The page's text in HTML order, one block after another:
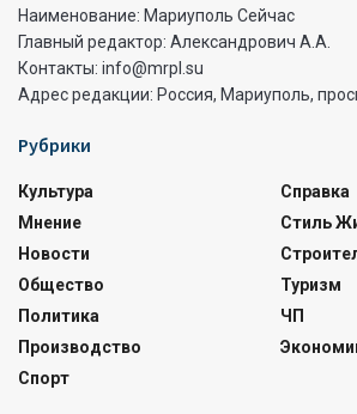
Наименование: Мариуполь Сейчас
Главный редактор: Александрович А.А.
Контакты: info@mrpl.su
Адрес редакции: Россия, Мариуполь,
Рубрики
Культура
Мнение
Новости
Общество
Политика
Производство
Спорт
Справка
Стиль
Туризм
ЧП